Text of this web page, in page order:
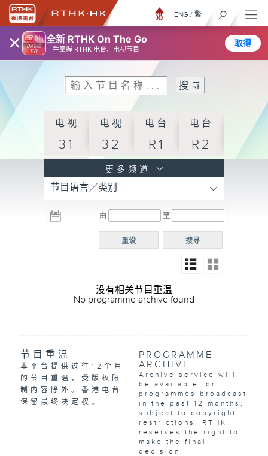
× 全新 RTHK On The Go
一手掌握 RTHK 电台、电视节目
取得
ENG / 繁
电视
31
电视
32
电台
R1
电台
R2
R3
电台 电台
R5
电台
普通
更多频道
节目语言／类别
由 至
搜寻
重设
没有相关节目重温
No programme archive found
节目重温
本平台提供过往12个月
的节目重温，受版权限
制内容除外。香港电台
保留最终决定权。
PROGRAMME
ARCHIVE
Archive service will
be available for
programmes broadcast
in the past 12 months,
subject to copyright
restrictions. RTHK
reserves the right to
make the final
decision.